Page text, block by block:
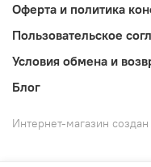
Оферта и политика
Пользовательское
Условия обмена и
Блог
Интернет-магазин